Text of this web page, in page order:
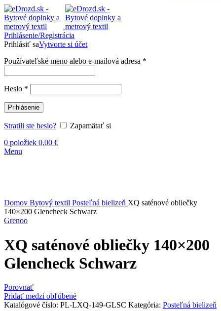
Prihlásenie/Registrácia
Prihlásiť saVytvorte si účet
Používateľské meno alebo e-mailová adresa *
Heslo *
Prihlásenie
Stratili ste heslo?
Zapamätať si
0 položiek 0,00 €
Menu
Domov Bytový textil Posteľná bielizeň XQ saténové obliečky
140×200 Glencheck Schwarz
Grenoo
XQ saténové obliečky 140×200
Glencheck Schwarz
Porovnať
Pridať medzi obľúbené
Katalógové číslo: PL-LXQ-149-GLSC Kategória: Posteľná bielizeň